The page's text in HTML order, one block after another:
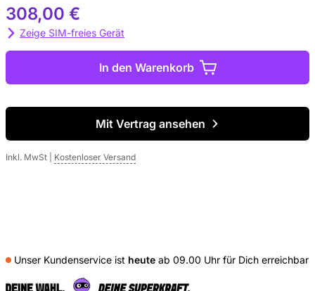
308,00 €
Zeige SIM-freies Gerät
In den Warenkorb
Mit Vertrag ansehen
Inkl. MwSt Kostenloser Versand
Unser Kundenservice ist heute ab 09.00 Uhr für Dich erreichbar